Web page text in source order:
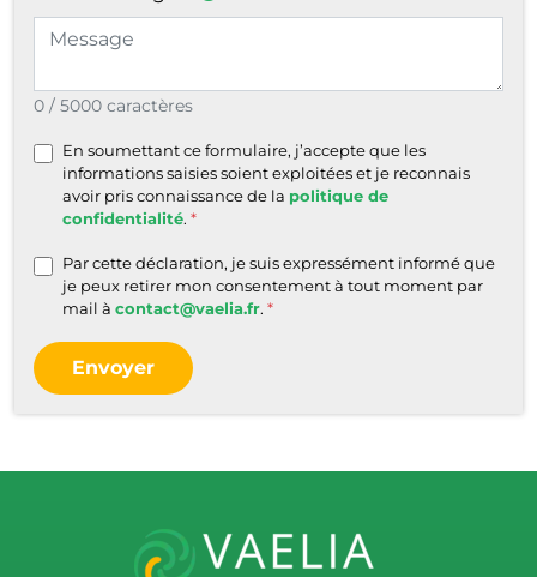
0 / 5000 caractères
En soumettant ce formulaire, j’accepte que les
informations saisies soient exploitées et je reconnais
avoir pris connaissance de la politique de
confidentialité.
Par cette déclaration, je suis expressément informé que
je peux retirer mon consentement à tout moment par
mail à contact@vaelia.fr.
Envoyer